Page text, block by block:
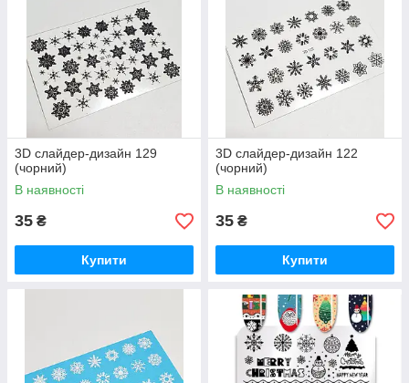
3D слайдер-дизайн 129
(чорний)
В наявності
35 ₴
Купити
3D слайдер-дизайн 122
(чорний)
В наявності
35 ₴
Купити